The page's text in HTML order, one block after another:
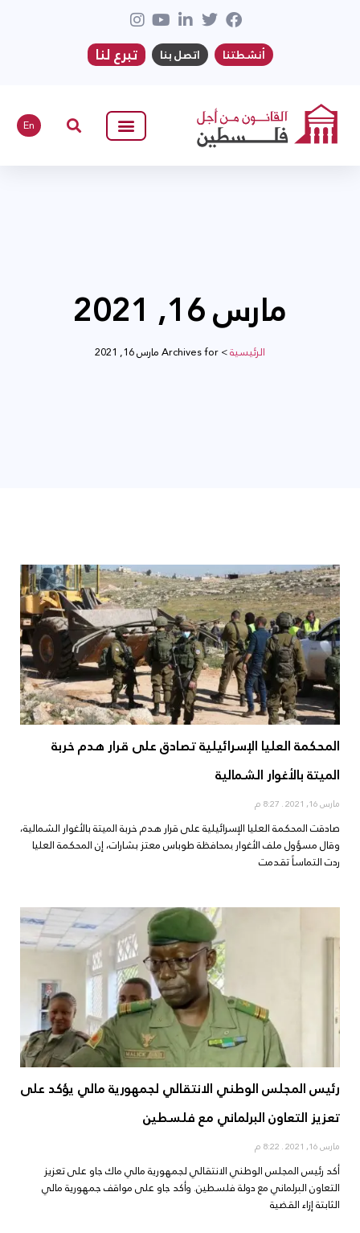
أنشطتنا اتصل بنا تبرع لنا
En
مارس 16, 2021
الرئيسية>Archives for مارس 16, 2021
المحكمة العليا الإسرائيلية تصادق على قرار هدم خربة
الميتة بالأغوار الشمالية
مارس 16, 2021
صادقت المحكمة العليا الإسرائيلية على قرار هدم خربة الميتة بالأغوار الشمالية،
وقال مسؤول ملف الأغوار بمحافظة طوباس معتز بشارات، إن المحكمة العليا
ردت التماساً تقدمت
رئيس المجلس الوطني الانتقالي لجمهورية مالي يؤكد على
تعزيز التعاون البرلماني مع فلسطين
مارس 16, 2021
أكد رئيس المجلس الوطني الانتقالي لجمهورية مالي ماك جاو على تعزيز
التعاون البرلماني مع دولة فلسطين. وأكد جاو على مواقف جمهورية مالي
الثابتة إزاء القضية